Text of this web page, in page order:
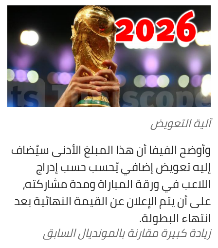
آلية التعويض
وأوضح الفيفا أن هذا المبلغ الأدنى سيُضاف
إليه تعويض إضافي يُحسب حسب إدراج
اللاعب في ورقة المباراة ومدة مشاركته،
على أن يتم الإعلان عن القيمة النهائية بعد
انتهاء البطولة.
زيادة كبيرة مقارنة بالمونديال السابق